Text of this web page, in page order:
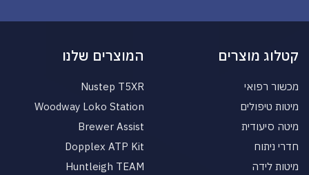
קטלוג מוצרים
מכשור רפואי
מיטות טיפולים
מיטה סיעודית
חדרי ניתוח
מיטות לידה
המוצרים שלנו
Nustep T5XR
Woodway Loko Station
Brewer Assist
Dopplex ATP Kit
Huntleigh TEAM